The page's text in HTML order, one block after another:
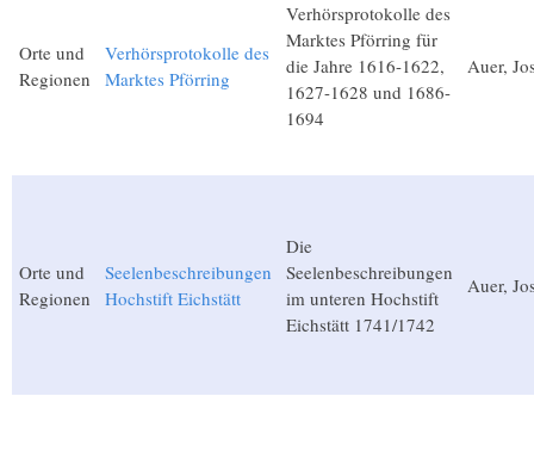
Orte und
Regionen
Verhörsprotokolle des
Marktes Pförring
Verhörsprotokolle des
Marktes Pförring für
die Jahre 1616-1622,
1627-1628 und 1686-
1694
Auer,
Orte und
Regionen
Seelenbeschreibungen
Hochstift Eichstätt
Die
Seelenbeschreibungen
im unteren Hochstift
Eichstätt 1741/1742
Auer,